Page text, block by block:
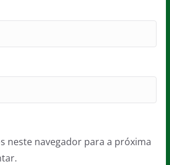
neste navegador para a próxima